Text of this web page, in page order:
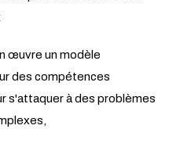
œuvre un modèle
des compétences
s'attaquer à des problèmes